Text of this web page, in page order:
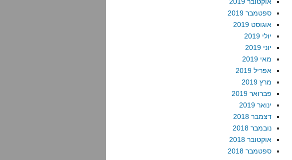
ספטמבר 2019
אוגוסט 2019
יולי 2019
יוני 2019
מאי 2019
אפריל 2019
מרץ 2019
פברואר 2019
ינואר 2019
דצמבר 2018
נובמבר 2018
אוקטובר 2018
ספטמבר 2018